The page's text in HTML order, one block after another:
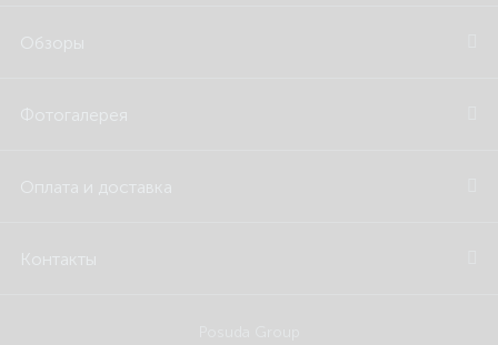
Обзоры
Фотогалерея
Оплата и доставка
Контакты